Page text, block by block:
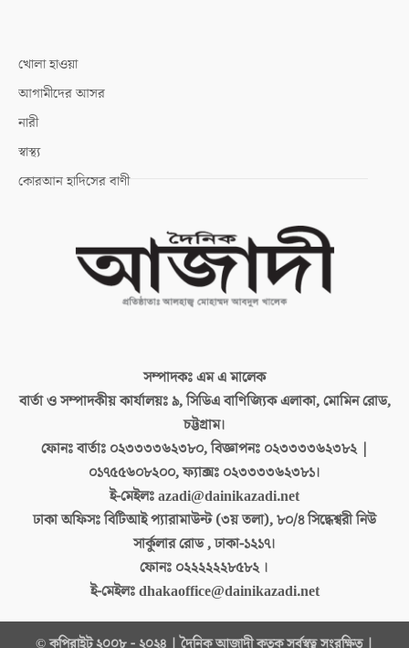
খোলা হাওয়া
আগামীদের আসর
নারী
স্বাস্থ্য
কোরআন হাদিসের বাণী
সম্পাদকঃএম এ মালেক
বার্তা ও সম্পাদকীয় কার্যালয়ঃ৯, সিডিএ বাণিজ্যিক এলাকা, মোমিন রোড,
চট্টগ্রাম।
ফোনঃ বার্তাঃ ০২৩৩৩৩৬২৩৮০, বিজ্ঞাপনঃ ০২৩৩৩৩৬২৩৮২ |
০১৭৫৫৬০৮২০০, ফ্যাক্সঃ ০২৩৩৩৩৬২৩৮১।
ই-মেইলঃazadi@dainikazadi.net
ঢাকা অফিসঃবিটিআই প্যারামাউন্ট (৩য় তলা), ৮০/৪ সিদ্ধেশ্বরী নিউ
সার্কুলার রোড , ঢাকা-১২১৭।
ফোনঃ ০২২২২২২৮৫৮২ ।
ই-মেইলঃdhakaoffice@dainikazadi.net
© কপিরাইট ২০০৮ - ২০২৪ | দৈনিক আজাদী কতৃক সর্বস্বত্ব সংরক্ষিত |